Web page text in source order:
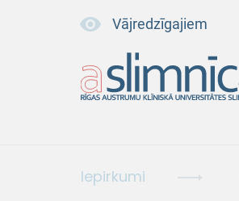
Vājredzīgajiem
Iepirkumi